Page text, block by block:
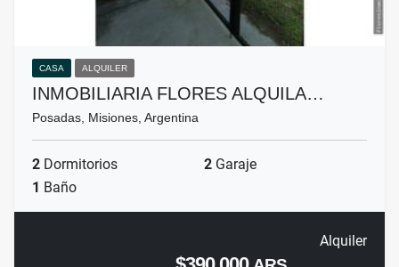
CASA ALQUILER
INMOBILIARIA FLORES ALQUILA…
Posadas, Misiones, Argentina
2 Dormitorios 2 Garaje
1 Baño
Alquiler